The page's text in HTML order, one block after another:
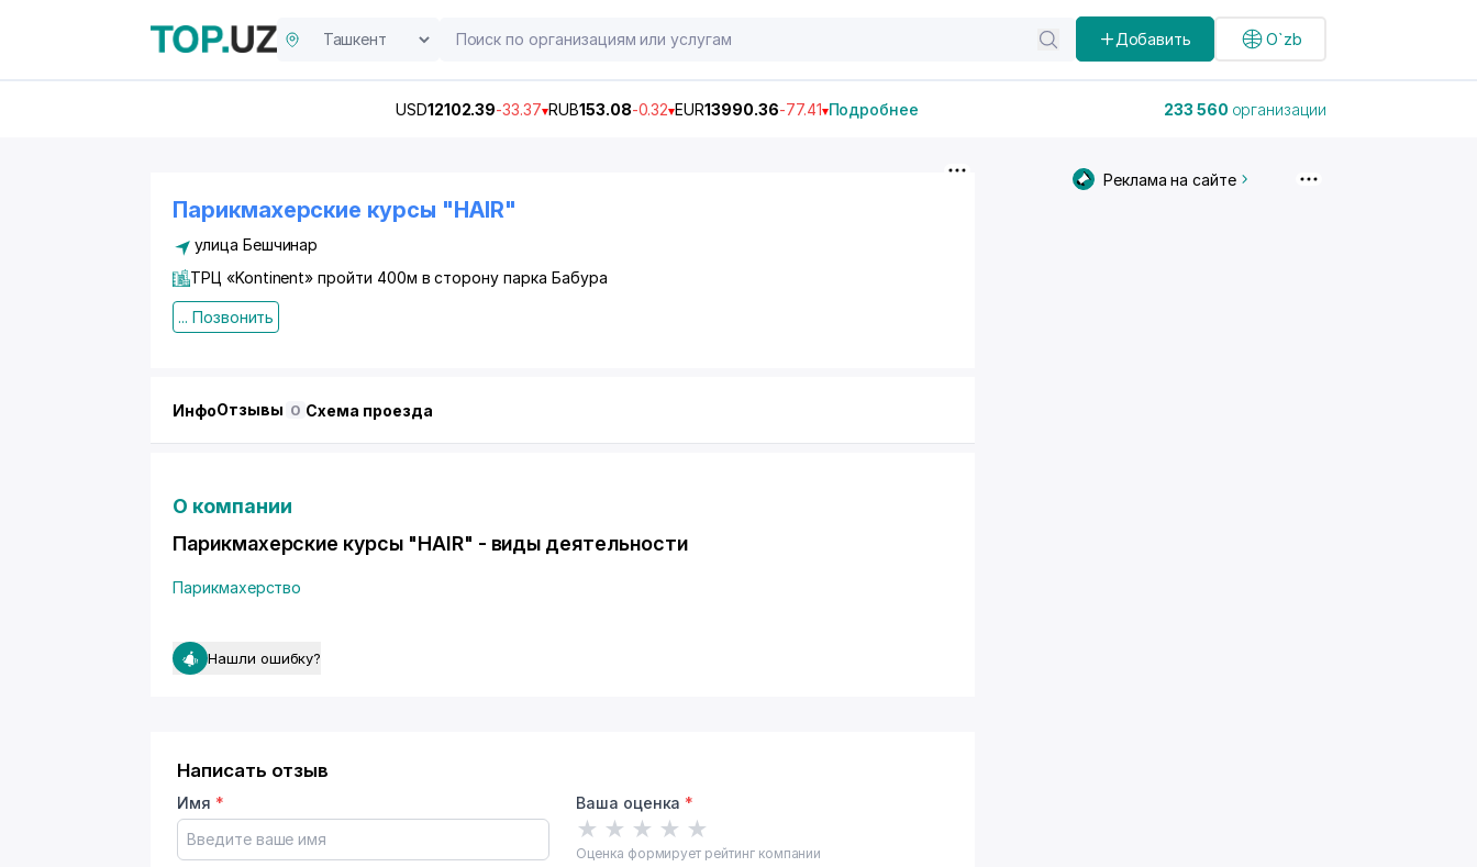
Добавить O`zb
USD12102.39-33.37 RUB153.08-0.32 EUR13990.36-77.41 Подробнее 233 560 организации
Парикмахерские курсы "HAIR"
улица Бешчинар
ТРЦ «Kontinent» пройти 400м в сторону парка Бабура
... Позвонить
ИнфоОтзывы 0 Схема проезда
О компании
Парикмахерские курсы "HAIR" - виды деятельности
Парикмахерство
Нашли ошибку?
Написать отзыв
Имя * Ваша оценка *
★ ★ ★ ★ ★
Оценка формирует рейтинг компании
Реклама на сайте